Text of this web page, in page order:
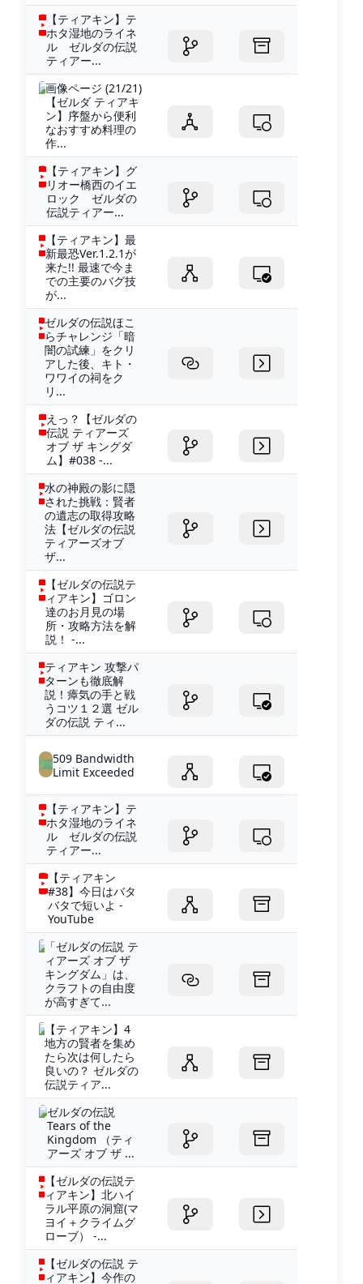
【ティアキン】テ
ホタ湿地のライネ
ル ゼルダの伝説
ティアー...
画像ページ (21/21)
【ゼルダ ティアキ
ン】序盤から便利
なおすすめ料理の
作...
【ティアキン】グ
リオー橋西のイエ
ロック ゼルダの
伝説ティアー...
【ティアキン】最
新最恐Ver.1.2.1が
来た!! 最速で今ま
での主要のバグ技
が...
ゼルダの伝説ほこ
らチャレンジ「暗
闇の試練」をクリ
アした後、キト・
ワワイの祠をク
リ...
えっ？【ゼルダの
伝説 ティアーズ
オブ ザ キングダ
ム】#038 -...
水の神殿の影に隠
された挑戦：賢者
の遺志の取得攻略
法【ゼルダの伝説
ティアーズオブ
ザ...
【ゼルダの伝説テ
ィアキン】ゴロン
達のお月見の場
所・攻略方法を解
説！ -...
ティアキン 攻撃パ
ターンも徹底解
説！瘴気の手と戦
うコツ１２選 ゼル
ダの伝説 ティ...
509 Bandwidth
Limit Exceeded
【ティアキン】テ
ホタ湿地のライネ
ル ゼルダの伝説
ティアー...
【ティアキン
#38】今日はバタ
バタで短いよ -
YouTube
「ゼルダの伝説 テ
ィアーズ オブ ザ
キングダム」は、
クラフトの自由度
が高すぎて...
【ティアキン】4
地方の賢者を集め
たら次は何したら
良いの？ ゼルダの
伝説ティア...
ゼルダの伝説
Tears of the
Kingdom （ティ
アーズ オブ ザ ...
【ゼルダの伝説テ
ィアキン】北ハイ
ラル平原の洞窟(マ
ヨイ＋クライムグ
ローブ） -...
【ゼルダの伝説 テ
ィアキン】今作の